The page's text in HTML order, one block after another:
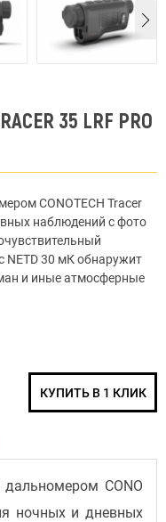
35 LRF PRO
CONOTECH Tracer
наблюдений с фото
NETD 30 мК обнаружит
и иные атмосферные
КУПИТЬ В 1 КЛИК
CONO
ночных и дневных